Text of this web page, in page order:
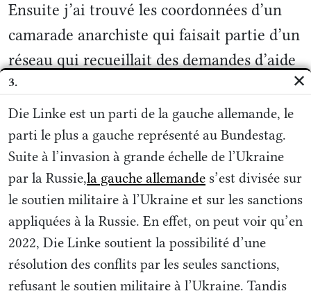
Ensuite j’ai trouvé les coordonnées d’un
camarade anarchiste qui faisait partie d’un
réseau qui recueillait des demandes d’aide
notamment de personnes qui étaient
responsables d’une unité militaire. Par
l’intermédiaire de personnes de confiance,
j’ai contacté les commandants des
compagnies d’assaut et le gars m’a dit «
nous n’avons pas d’imagerie thermique» ou
«nous devons former une personne à
l’usage des drones». C’était très étrange
parce qu’il est clair qu’en temps de paix,
3. ✕
Die Linke est un parti de la gauche allemande, le
parti le plus a gauche représenté au Bundestag.
Suite à l’invasion à grande échelle de l’Ukraine
par la Russie,la gauche allemande s’est divisée sur
le soutien militaire à l’Ukraine et sur les sanctions
appliquées à la Russie. En effet, on peut voir qu’en
2022, Die Linke soutient la possibilité d’une
résolution des conflits par les seules sanctions,
refusant le soutien militaire à l’Ukraine. Tandis